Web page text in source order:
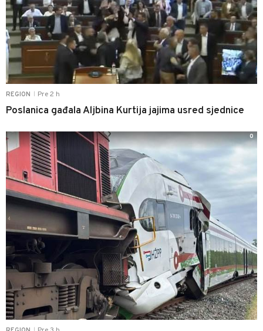
REGION Pre 2 h
Poslanica gađala Aljbina Kurtija jajima usred sjednice
0